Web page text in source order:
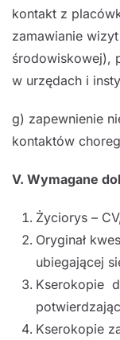
kontakt z
zamawianie
środowiskowej),
w urzędach i
g) zapewnienie
kontaktów
V. Wymagane
Życiorys –
Oryginał
ubiegającej
Kserokopie
Kserokopie